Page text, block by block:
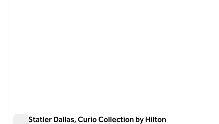
The Statler Dallas, Curio Collection by Hilton